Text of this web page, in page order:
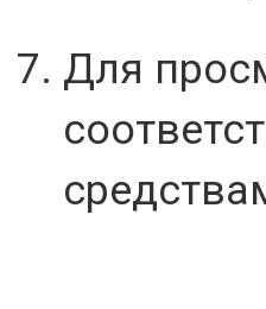
Для